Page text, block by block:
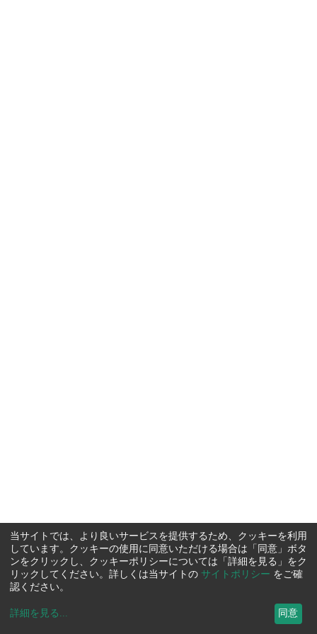
当サイトでは、より良いサービスを提供するため、クッキーを利用
しています。クッキーの使用に同意いただける場合は「同意」ボタ
ンをクリックし、クッキーポリシーについては「詳細を見る」をク
リックしてください。詳しくは当サイトの サイトポリシー をご確
認ください。
詳細を見る ... 同意